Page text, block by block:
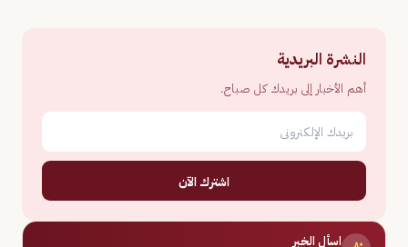
النشرة البريدية
أهم الأخبار إلى بريدك كل صباح.
اشترك الآن
اسأل الخبر